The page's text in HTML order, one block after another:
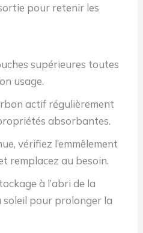
pour retenir les
supérieures toutes
usage.
actif régulièrement
absorbantes.
vérifiez l’emmêlement
remplacez au besoin.
à l’abri de la
soleil pour prolonger la